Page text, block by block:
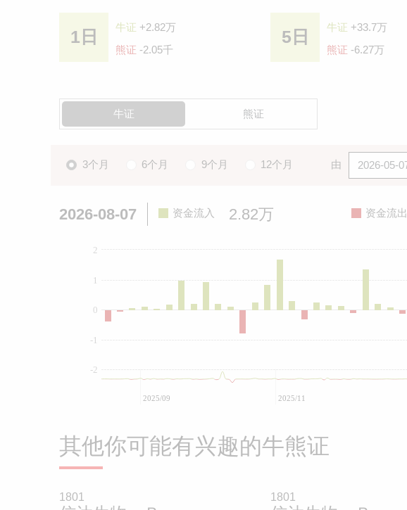
1日 牛证 +2.82万
熊证 -2.05千
5日 牛证 +33.7万
熊证 -6.27万
牛证 熊证
3个月 6个月 9个月 12个月 由
2026-08-07 资金流入 2.82万 资金流出
0
-2
-1
1
2
2025/09 2025/11
其他你可能有兴趣的牛熊证
1801 1801